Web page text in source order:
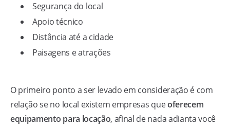
Segurança do local
Apoio técnico
Distância até a cidade
Paisagens e atrações
O primeiro ponto a ser levado em consideração é com
relação se no local existem empresas queoferecem
equipamento para locação, afinal de nada adianta você